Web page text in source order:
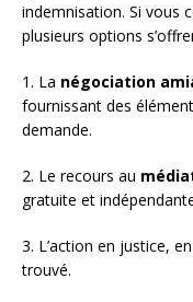
indemnisation. Si vous
plusieurs options
1. La négociation
fournissant des
demande.
2. Le recours au
gratuite et
3. L’action en justice,
trouvé.